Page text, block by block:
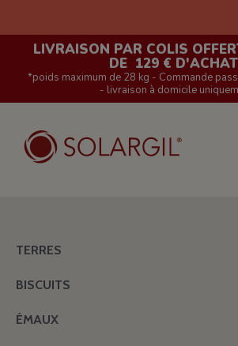
LIVRAISON PAR COLIS
DE 129 €
*poids maximum de 28 kg - Commande
- livraison à domicile
TERRES
BISCUITS
ÉMAUX